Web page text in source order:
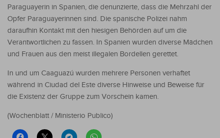
Paraguayerin in Spanien, die denunzierte, dass die Mehrzahl der
Opfer Paraguayerinnen sind. Die spanische Polizei nahm
daraufhin Kontakt mit den hiesigen Behörden auf um die
Verantwortlichen zu fassen. In Spanien wurden diverse Mädchen
und Frauen aus den meist illegalen Bordellen gerettet.
In und um Caaguazú wurden mehrere Personen verhaftet
während in Ciudad del Este diverse Hinweise und Beweise für
die Existenz der Gruppe zum Vorschein kamen.
(Wochenblatt / Ministerio Publico)